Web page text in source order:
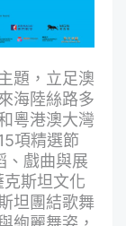
題，立足澳
海陸絲路多
粵港澳大灣
項精選節
、戲曲與展
斯坦文化
坦團結歌舞